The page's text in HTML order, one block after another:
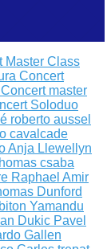
Master Class
Concert
Concert master
Soloduo
roberto aussel
cavalcade
Anja Llewellyn
csaba
Raphael Amir
Dunford
Yamandu
Dukic Pavel
Gallen